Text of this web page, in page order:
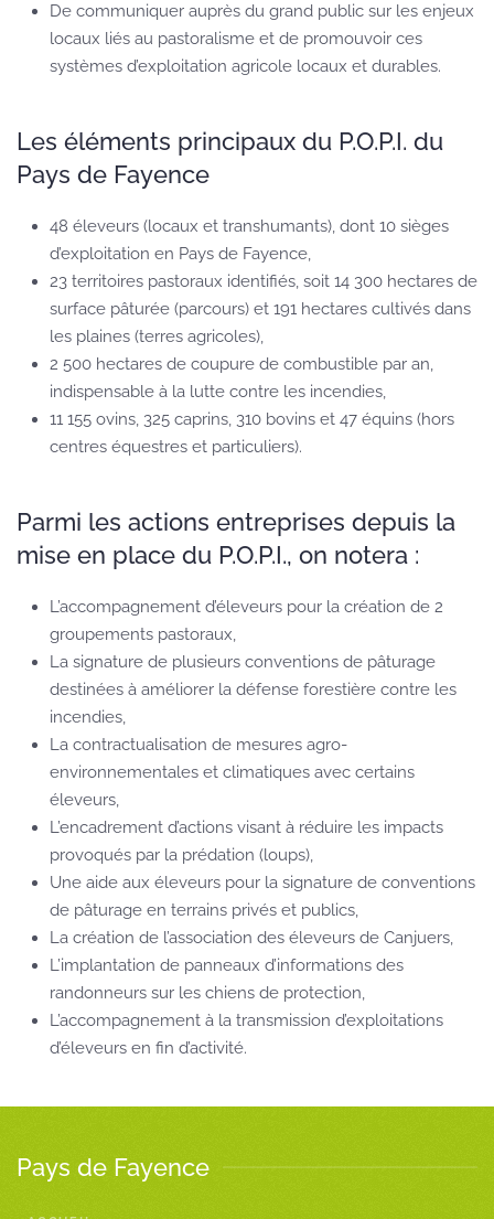
De communiquer auprès du grand public sur les enjeux
locaux liés au pastoralisme et de promouvoir ces
systèmes d’exploitation agricole locaux et durables.
Les éléments principaux du P.O.P.I. du
Pays de Fayence
48 éleveurs (locaux et transhumants), dont 10 sièges
d’exploitation en Pays de Fayence,
23 territoires pastoraux identifiés, soit 14 300 hectares de
surface pâturée (parcours) et 191 hectares cultivés dans
les plaines (terres agricoles),
2 500 hectares de coupure de combustible par an,
indispensable à la lutte contre les incendies,
11 155 ovins, 325 caprins, 310 bovins et 47 équins (hors
centres équestres et particuliers).
Parmi les actions entreprises depuis la
mise en place du P.O.P.I., on notera :
L’accompagnement d’éleveurs pour la création de 2
groupements pastoraux,
La signature de plusieurs conventions de pâturage
destinées à améliorer la défense forestière contre les
incendies,
La contractualisation de mesures agro-
environnementales et climatiques avec certains
éleveurs,
L’encadrement d’actions visant à réduire les impacts
provoqués par la prédation (loups),
Une aide aux éleveurs pour la signature de conventions
de pâturage en terrains privés et publics,
La création de l’association des éleveurs de Canjuers,
L’implantation de panneaux d’informations des
randonneurs sur les chiens de protection,
L’accompagnement à la transmission d’exploitations
d’éleveurs en fin d’activité.
Pays de Fayence